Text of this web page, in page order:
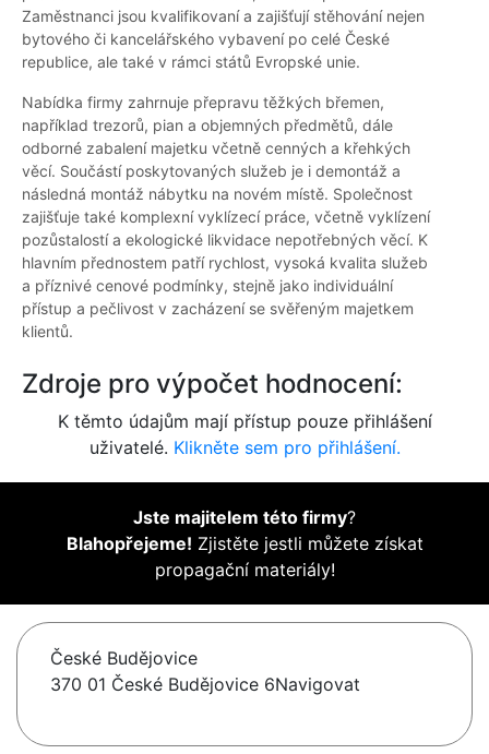
Zaměstnanci jsou kvalifikovaní a zajišťují stěhování nejen
bytového či kancelářského vybavení po celé České
republice, ale také v rámci států Evropské unie.
Nabídka firmy zahrnuje přepravu těžkých břemen,
například trezorů, pian a objemných předmětů, dále
odborné zabalení majetku včetně cenných a křehkých
věcí. Součástí poskytovaných služeb je i demontáž a
následná montáž nábytku na novém místě. Společnost
zajišťuje také komplexní vyklízecí práce, včetně vyklízení
pozůstalostí a ekologické likvidace nepotřebných věcí. K
hlavním přednostem patří rychlost, vysoká kvalita služeb
a příznivé cenové podmínky, stejně jako individuální
přístup a pečlivost v zacházení se svěřeným majetkem
klientů.
Zdroje pro výpočet hodnocení:
K těmto údajům mají přístup pouze přihlášení
uživatelé. Klikněte sem pro přihlášení.
Jste majitelem této firmy?
Blahopřejeme! Zjistěte jestli můžete získat
propagační materiály!
České Budějovice
370 01 České Budějovice 6Navigovat